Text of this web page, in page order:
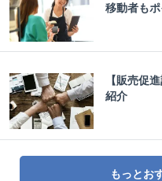
移動者も
【販売促
紹介
もっとお